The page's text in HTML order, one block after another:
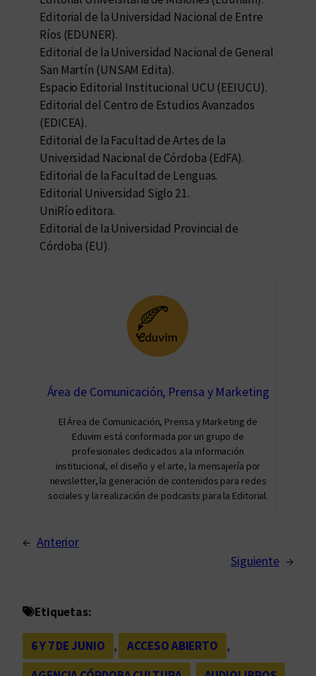
Editorial de la Universidad Nacional de Entre
Ríos (EDUNER).
Editorial de la Universidad Nacional de General
San Martín (UNSAM Edita).
Espacio Editorial Institucional UCU (EEIUCU).
Editorial del Centro de Estudios Avanzados
(EDICEA).
Editorial de la Facultad de Artes de la
Universidad Nacional de Córdoba (EdFA).
Editorial de la Facultad de Lenguas.
Editorial Universidad Siglo 21.
UniRío editora.
Editorial de la Universidad Provincial de
Córdoba (EU).
Área de Comunicación, Prensa y Marketing
El Área de Comunicación, Prensa y Marketing de
Eduvim está conformada por un grupo de
profesionales dedicados a la información
institucional, el diseño y el arte, la mensajería por
newsletter, la generación de contenidos para redes
sociales y la realización de podcasts para la Editorial.
← Anterior
Siguiente →
Etiquetas:
6 Y 7 DE JUNIO , ACCESO ABIERTO
,